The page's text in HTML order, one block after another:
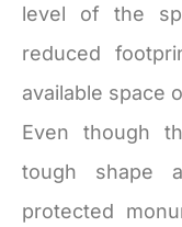
level of the
reduced
available space
Even though
tough shape
protected